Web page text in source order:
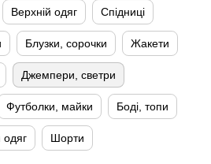
Верхній одяг Спідниці
Блузки, сорочки Жакети
Джемпери, светри
Футболки, майки Боді, топи
Шорти